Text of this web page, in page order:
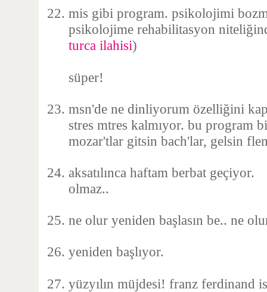
mis gibi program. psikolojimi
psikolojime rehabilitasyon
turca ilahisi)
süper!
msn'de ne dinliyorum özelliğini
stres mtres kalmıyor. bu program
mozar'tlar gitsin bach'lar, gelsin
aksatılınca haftam berbat geçiyor.
olmaz..
ne olur yeniden başlasın be.. ne
yeniden başlıyor.
yüzyılın müjdesi! franz ferdinand